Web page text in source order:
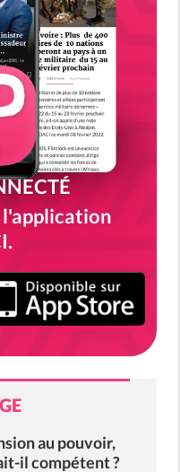
au pouvoir,
il compétent ?